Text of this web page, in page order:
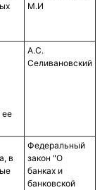
М.И
ее
А.С.
Селивановский
в
Федеральный
закон "О
банках и
банковской